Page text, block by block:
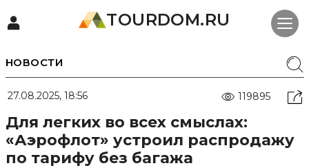
TOURDOM.RU
НОВОСТИ
27.08.2025, 18:56 119895
Для легких во всех смыслах:
«Аэрофлот» устроил распродажу
по тарифу без багажа